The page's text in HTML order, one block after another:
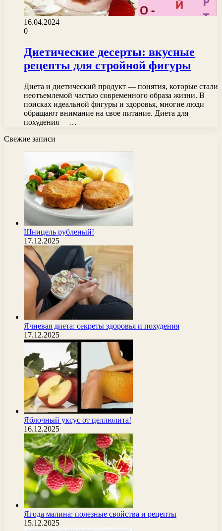
16.04.2024
0
Диетические десерты: вкусные
рецепты для стройной фигуры
Диета и диетический продукт — понятия, которые стали
неотъемлемой частью современного образа жизни. В
поисках идеальной фигуры и здоровья, многие люди
обращают внимание на свое питание. Диета для
похудения —…
Свежие записи
Шницель рубленый!
17.12.2025
Ячневая диета: секреты здоровья и похудения
17.12.2025
Яблочный уксус от целлюлита!
16.12.2025
Ягода малина: полезные свойства и рецепты
15.12.2025